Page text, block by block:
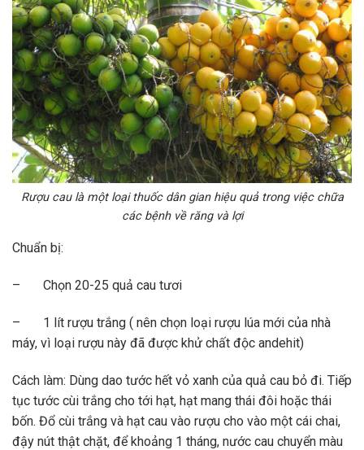
Rượu cau là một loại thuốc dân gian hiệu quả trong việc chữa
các bệnh về răng và lợi
Chuẩn bị:
– Chọn 20-25 quả cau tươi
– 1 lít rượu trắng ( nên chọn loại rượu lúa mới của nhà
máy, vì loại rượu này đã được khử chất độc andehit)
Cách làm: Dùng dao tước hết vỏ xanh của quả cau bỏ đi. Tiếp
tục tước cùi trắng cho tới hạt, hạt mang thái đôi hoặc thái
bốn. Đổ cùi trắng và hạt cau vào rượu cho vào một cái chai,
đậy nút thật chặt, để khoảng 1 tháng, nước cau chuyển màu